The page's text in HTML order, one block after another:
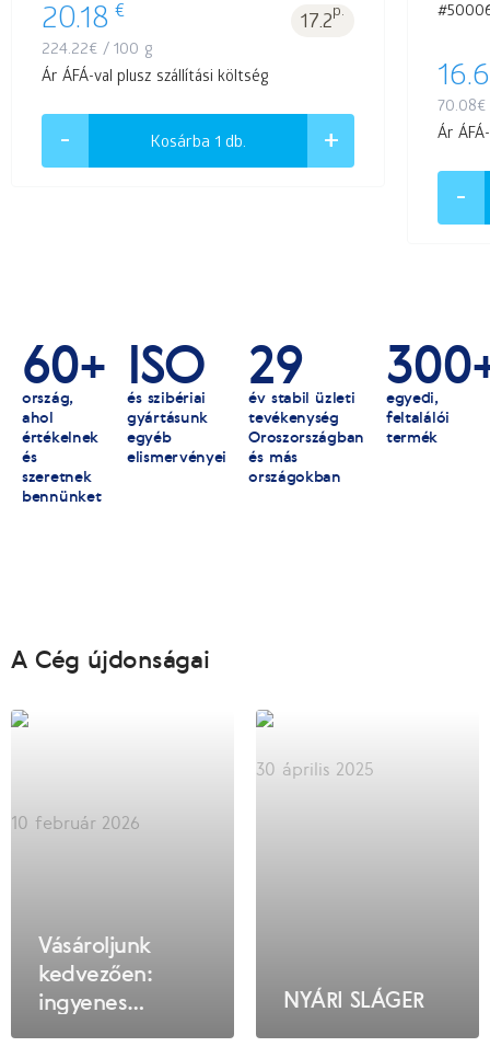
20.18 € 17.2p.
224.22€ / 100 g
Ár ÁFÁ-val plusz szállítási költség
Kosárba 1 db.
70.08€
Ár
60+
ország,
ahol
értékelnek
és
szeretnek
bennünket
ISO
és szibériai
gyártásunk
egyéb
elismervényei
29
év stabil üzleti
tevékenység
Oroszországban
és más
országokban
egyedi,
feltalálói
termék
A Cég újdonságai
Vásároljunk
kedvezően:
ingyenes
10 február 2026
NYÁRI SLÁGER
30 április 2025